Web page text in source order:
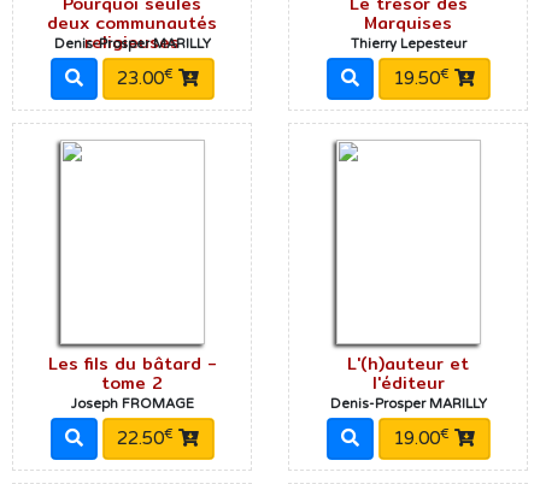
deux communautés
religieuses
Denis-Prosper MARILLY
23.00€
Marquises
Thierry Lepesteur
19.50€
Les fils du bâtard -
tome 2
Joseph FROMAGE
22.50€
L'(h)auteur et
l'éditeur
Denis-Prosper MARILLY
19.00€